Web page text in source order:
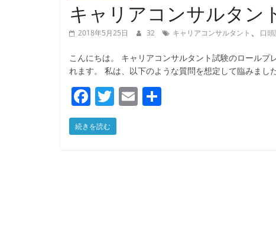
キャリアコンサルタン
2018年5月25日 32 キャリアコンサルタント 、 口頭
こんにちは。 キャリアコンサルタント試験のロール
れます。 私は、以下のような質問を想定して臨みま
F
a
c
T
w
itt
E
続きを読む